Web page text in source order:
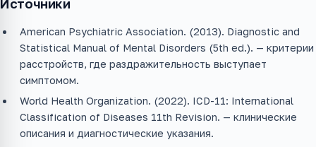
Источники
American Psychiatric Association. (2013). Diagnostic and
Statistical Manual of Mental Disorders (5th ed.). — критерии
расстройств, где раздражительность выступает
симптомом.
World Health Organization. (2022). ICD-11: International
Classification of Diseases 11th Revision. — клинические
описания и диагностические указания.